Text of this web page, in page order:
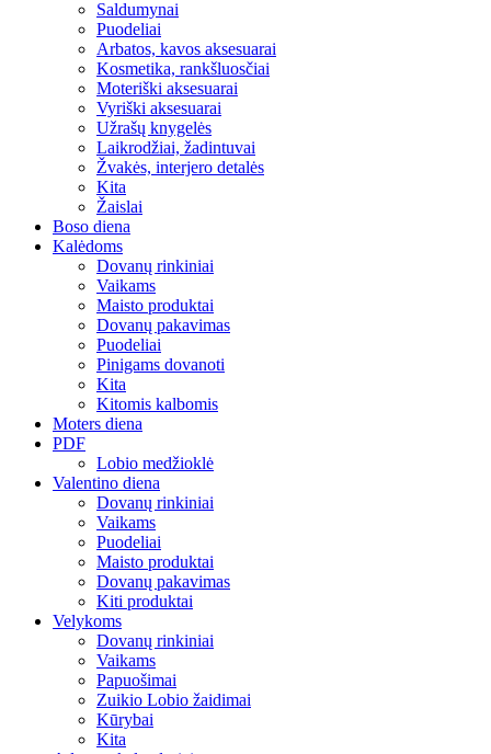
Saldumynai
Puodeliai
Arbatos, kavos aksesuarai
Kosmetika, rankšluosčiai
Moteriški aksesuarai
Vyriški aksesuarai
Užrašų knygelės
Laikrodžiai, žadintuvai
Žvakės, interjero detalės
Kita
Žaislai
Boso diena
Kalėdoms
Dovanų rinkiniai
Vaikams
Maisto produktai
Dovanų pakavimas
Puodeliai
Pinigams dovanoti
Kita
Kitomis kalbomis
Moters diena
PDF
Lobio medžioklė
Valentino diena
Dovanų rinkiniai
Vaikams
Puodeliai
Maisto produktai
Dovanų pakavimas
Kiti produktai
Velykoms
Dovanų rinkiniai
Vaikams
Papuošimai
Zuikio Lobio žaidimai
Kūrybai
Kita